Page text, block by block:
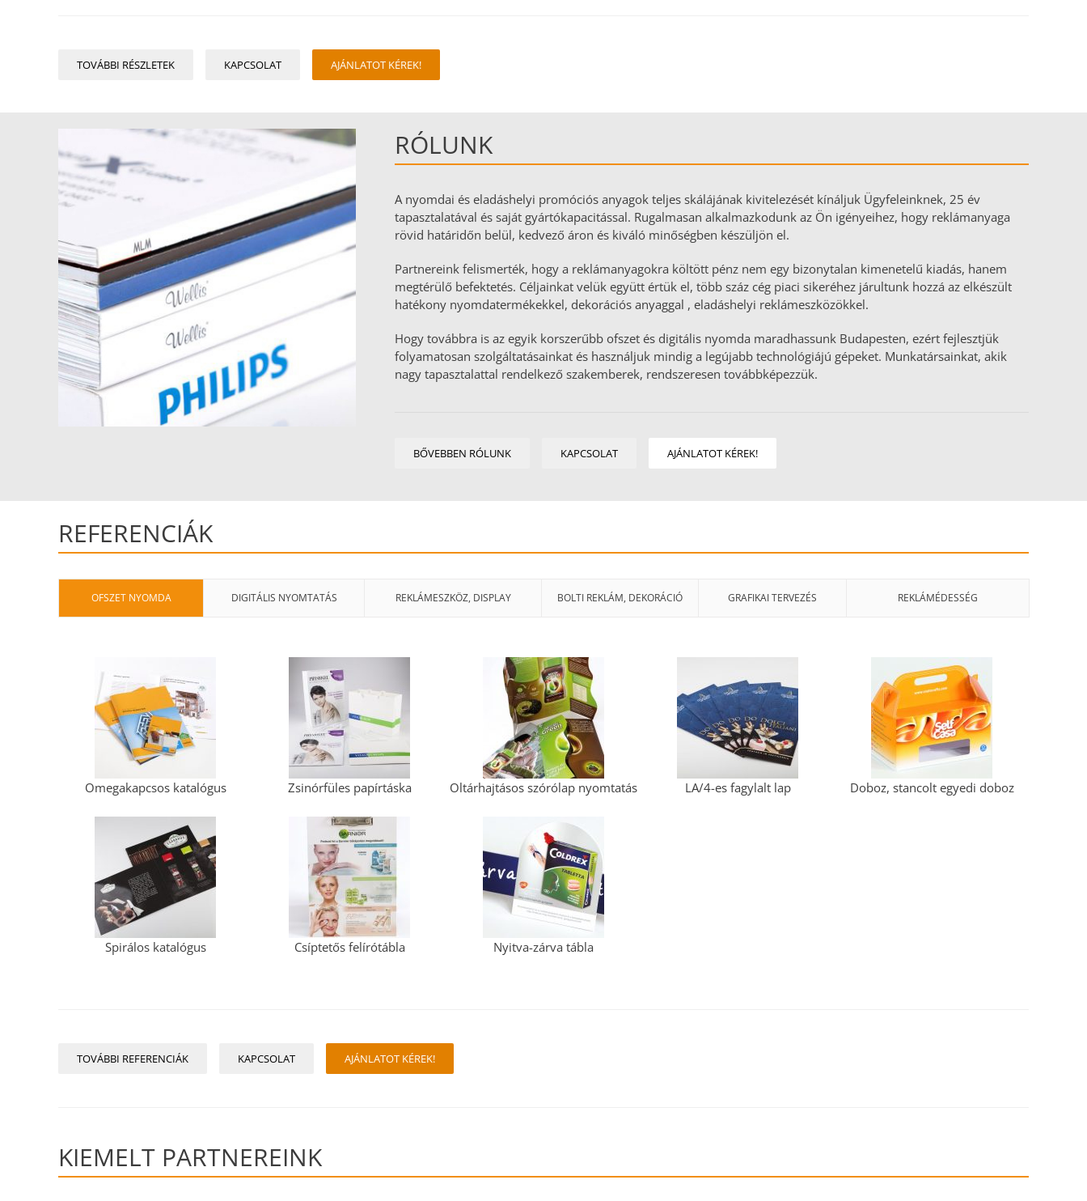
TOVÁBBI RÉSZLETEK KAPCSOLAT AJÁNLATOT KÉREK!
RÓLUNK
A nyomdai és eladáshelyi promóciós anyagok teljes skálájának kivitelezését kínáljuk Ügyfeleinknek, 25 év
tapasztalatával és saját gyártókapacitással. Rugalmasan alkalmazkodunk az Ön igényeihez, hogy reklámanyaga
rövid határidőn belül, kedvező áron és kiváló minőségben készüljön el.
Partnereink felismerték, hogy a reklámanyagokra költött pénz nem egy bizonytalan kimenetelű kiadás, hanem
megtérülő befektetés. Céljainkat velük együtt értük el, több száz cég piaci sikeréhez járultunk hozzá az elkészült
hatékony nyomdatermékekkel, dekorációs anyaggal , eladáshelyi reklámeszközökkel.
Hogy továbbra is az egyik korszerűbb ofszet és digitális nyomda maradhassunk Budapesten, ezért fejlesztjük
folyamatosan szolgáltatásainkat és használjuk mindig a legújabb technológiájú gépeket. Munkatársainkat, akik
nagy tapasztalattal rendelkező szakemberek, rendszeresen továbbképezzük.
BŐVEBBEN RÓLUNK KAPCSOLAT AJÁNLATOT KÉREK!
REFERENCIÁK
OFSZET NYOMDA DIGITÁLIS NYOMTATÁS REKLÁMESZKÖZ, DISPLAY BOLTI REKLÁM, DEKORÁCIÓ GRAFIKAI TERVEZÉS REKLÁMÉDESSÉG
Omegakapcsos katalógus Zsinórfüles papírtáska Oltárhajtásos szórólap nyomtatás LA/4-es fagylalt lap Doboz, stancolt egyedi doboz
Spirálos katalógus Csíptetős felírótábla Nyitva-zárva tábla
TOVÁBBI REFERENCIÁK KAPCSOLAT AJÁNLATOT KÉREK!
KIEMELT PARTNEREINK